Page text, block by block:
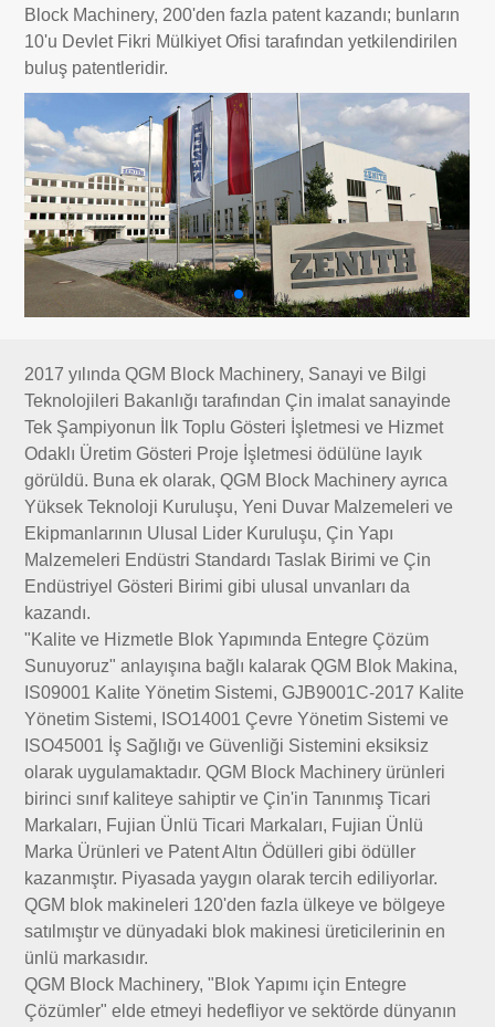
Block Machinery, 200'den fazla patent kazandı; bunların
10'u Devlet Fikri Mülkiyet Ofisi tarafından yetkilendirilen
buluş patentleridir.
2017 yılında QGM Block Machinery, Sanayi ve Bilgi
Teknolojileri Bakanlığı tarafından Çin imalat sanayinde
Tek Şampiyonun İlk Toplu Gösteri İşletmesi ve Hizmet
Odaklı Üretim Gösteri Proje İşletmesi ödülüne layık
görüldü. Buna ek olarak, QGM Block Machinery ayrıca
Yüksek Teknoloji Kuruluşu, Yeni Duvar Malzemeleri ve
Ekipmanlarının Ulusal Lider Kuruluşu, Çin Yapı
Malzemeleri Endüstri Standardı Taslak Birimi ve Çin
Endüstriyel Gösteri Birimi gibi ulusal unvanları da
kazandı.
"Kalite ve Hizmetle Blok Yapımında Entegre Çözüm
Sunuyoruz" anlayışına bağlı kalarak QGM Blok Makina,
IS09001 Kalite Yönetim Sistemi, GJB9001C-2017 Kalite
Yönetim Sistemi, ISO14001 Çevre Yönetim Sistemi ve
ISO45001 İş Sağlığı ve Güvenliği Sistemini eksiksiz
olarak uygulamaktadır. QGM Block Machinery ürünleri
birinci sınıf kaliteye sahiptir ve Çin'in Tanınmış Ticari
Markaları, Fujian Ünlü Ticari Markaları, Fujian Ünlü
Marka Ürünleri ve Patent Altın Ödülleri gibi ödüller
kazanmıştır. Piyasada yaygın olarak tercih ediliyorlar.
QGM blok makineleri 120'den fazla ülkeye ve bölgeye
satılmıştır ve dünyadaki blok makinesi üreticilerinin en
ünlü markasıdır.
QGM Block Machinery, "Blok Yapımı için Entegre
Çözümler" elde etmeyi hedefliyor ve sektörde dünyanın